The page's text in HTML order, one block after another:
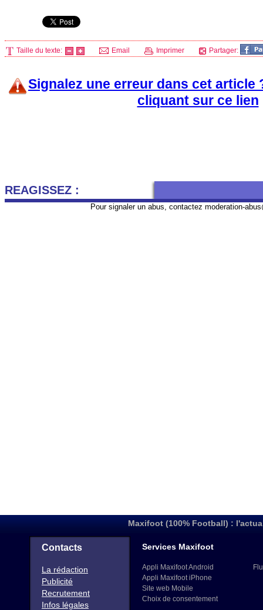
Taille du texte: Email Imprimer Partager:
Signalez une erreur dans cet article
cliquant sur ce lien
REAGISSEZ :
Pour signaler un abus, contactez moderation-
Maxifoot (100% Football) :
Contacts
La rédaction
Publicité
Recrutement
Infos légales
Services Maxifoot
Appli Maxifoot Android
Appli Maxifoot iPhone
Site web Mobile
Choix de consentement